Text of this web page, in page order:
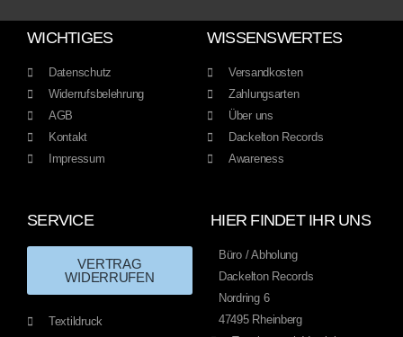
WICHTIGES
Datenschutz
Widerrufsbelehrung
AGB
Kontakt
Impressum
WISSENSWERTES
Versandkosten
Zahlungsarten
Über uns
Dackelton Records
Awareness
SERVICE
VERTRAG
WIDERRUFEN
Textildruck
HIER FINDET IHR UNS
Büro / Abholung
Dackelton Records
Nordring 6
47495 Rheinberg